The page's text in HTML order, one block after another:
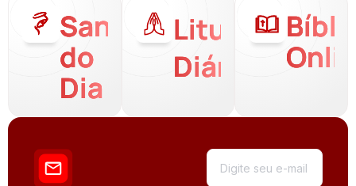
Santo
do
Dia
Liturgia
Diária